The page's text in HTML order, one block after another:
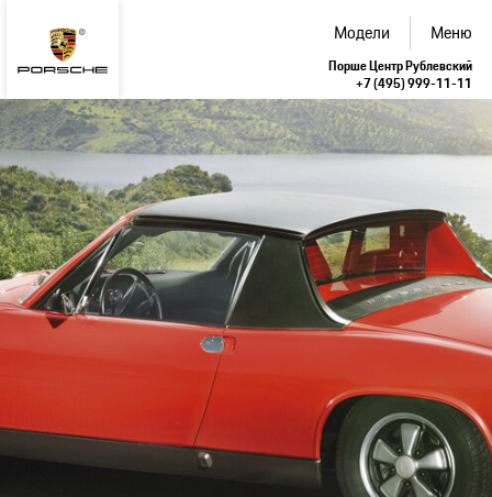
Модели Меню
Порше Центр Рублевский
+7 (495) 999-11-11